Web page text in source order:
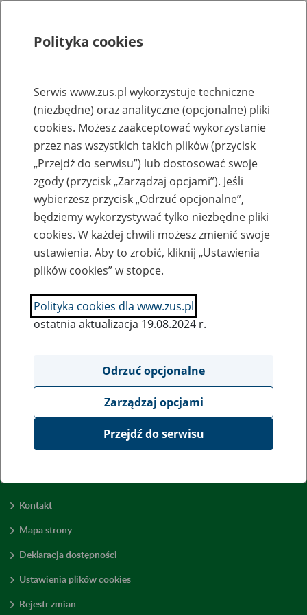
Rejestry, ewidencje i archiwa
Baza zlikwidowanych lub
przekształconych zakładów pracy
Nazwa zakładu pracy:
SZUKAJ
Wyświetl wszystkie
Kontakt
Mapa strony
Deklaracja dostępności
Ustawienia plików cookies
Rejestr zmian
Polityka cookies
Serwis www.zus.pl wykorzystuje techniczne
(niezbędne) oraz analityczne (opcjonalne) pliki
cookies. Możesz zaakceptować wykorzystanie
przez nas wszystkich takich plików (przycisk
„Przejdź do serwisu”) lub dostosować swoje
zgody (przycisk „Zarządzaj opcjami”). Jeśli
wybierzesz przycisk „Odrzuć opcjonalne”,
będziemy wykorzystywać tylko niezbędne pliki
cookies. W każdej chwili możesz zmienić swoje
ustawienia. Aby to zrobić, kliknij „Ustawienia
plików cookies” w stopce.
Polityka cookies dla www.zus.pl
ostatnia aktualizacja 19.08.2024 r.
Odrzuć opcjonalne
Zarządzaj opcjami
Przejdź do serwisu